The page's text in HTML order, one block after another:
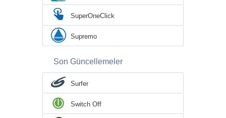
SuperOneClick
Supremo
Son Güncellemeler
Surfer
Switch Off